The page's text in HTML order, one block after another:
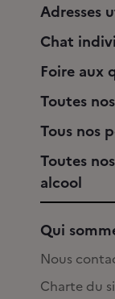
Adresses
Chat
Foire aux
Toutes
Tous nos
Toutes
alcool
Qui
Nous
Charte du